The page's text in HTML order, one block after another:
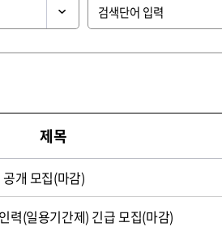
제목
개 모집(마감)
력(일용기간제) 긴급 모집(마감)